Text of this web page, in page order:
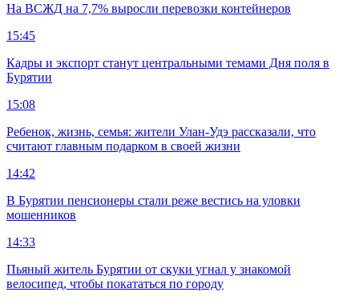
На ВСЖД на 7,7% выросли перевозки контейнеров
15:45
Кадры и экспорт станут центральными темами Дня поля в
Бурятии
15:08
Ребенок, жизнь, семья: жители Улан-Удэ рассказали, что
считают главным подарком в своей жизни
14:42
В Бурятии пенсионеры стали реже вестись на уловки
мошенников
14:33
Пьяный житель Бурятии от скуки угнал у знакомой
велосипед, чтобы покататься по городу